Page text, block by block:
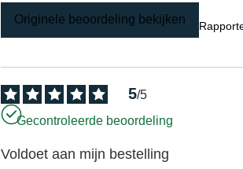
Originele beoordeling bekijken
5/5
Gecontroleerde beoordeling
Voldoet aan mijn bestelling